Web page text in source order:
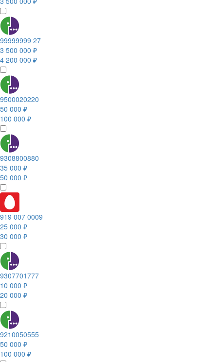
99999999 27
3 500 000 ₽
4 200 000 ₽
9500020220
50 000 ₽
100 000 ₽
9308800880
35 000 ₽
50 000 ₽
919 007 0009
25 000 ₽
30 000 ₽
9307701777
10 000 ₽
20 000 ₽
9210050555
50 000 ₽
100 000 ₽